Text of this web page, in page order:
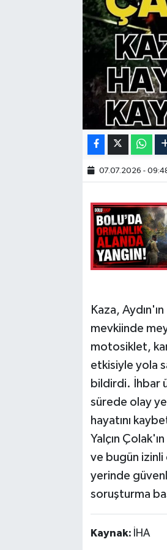
07.07.2026 -
Kaza,
mevkiinde
motosiklet,
etkisiyle yola
bildirdi. İhbar
sürede olay
hayatını
Yalçın
ve bugün izinli
yerinde
soruşturma
Kaynak: İHA